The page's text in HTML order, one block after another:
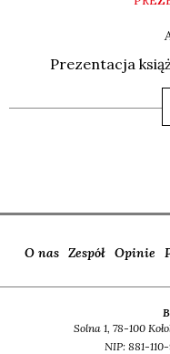
Pre­zen­ta­cja
O nas Zespół Opinie
Solna 1, 78-100
NIP: 881-